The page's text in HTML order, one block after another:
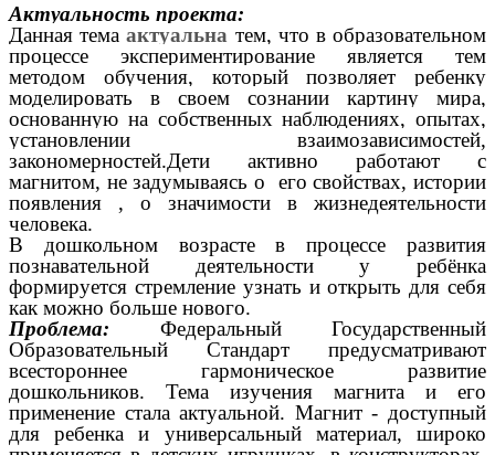
Актуальность проекта:
Данная тема актуальна тем, что в образовательном
процессе экспериментирование является тем
методом обучения, который позволяет ребенку
моделировать в своем сознании картину мира,
основанную на собственных наблюдениях, опытах,
установлении взаимозависимостей,
закономерностей.Дети активно работают с
магнитом, не задумываясь о его свойствах, истории
появления , о значимости в жизнедеятельности
человека.
В дошкольном возрасте в процессе развития
познавательной деятельности у ребёнка
формируется стремление узнать и открыть для себя
как можно больше нового.
Проблема: Федеральный Государственный
Образовательный Стандарт предусматривают
всестороннее гармоническое развитие
дошкольников. Тема изучения магнита и его
применение стала актуальной. Магнит - доступный
для ребенка и универсальный материал, широко